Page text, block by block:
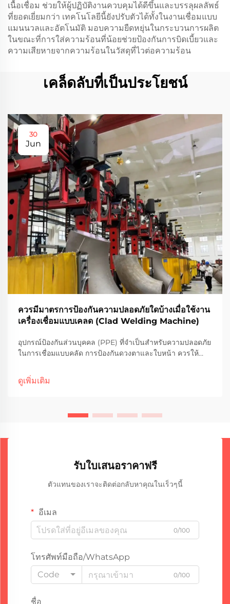
เนื้อเชื่อม ช่วยให้ผู้ปฏิบัติงานควบคุมได้ดีขึ้นและบรรลุผลลัพธ์
ที่ยอดเยี่ยมกว่า เทคโนโลยีนี้ยังปรับตัวได้ทั้งในงานเชื่อมแบบ
แมนนวลและอัตโนมัติ มอบความยืดหยุ่นในกระบวนการผลิต
ในขณะที่การใส่ความร้อนที่น้อยช่วยป้องกันการบิดเบี้ยวและ
ความเสียหายจากความร้อนในวัสดุที่ไวต่อความร้อน
เคล็ดลับที่เป็นประโยชน์
30
Jun
ควรมีมาตรการป้องกันความปลอดภัยใดบ้างเมื่อใช้งาน
เครื่องเชื่อมแบบเคลด (Clad Welding Machine)
อุปกรณ์ป้องกันส่วนบุคคล (PPE) ที่จำเป็นสำหรับความปลอดภัย
ในการเชื่อมแบบคลัด การป้องกันดวงตาและใบหน้า ควรให้
เพราะประกายไฟและรังสีอัลตราไวโอเลตที่เกิดขึ้นสามารถก่อ
ให้เกิดอันตรายได้ แว่นตาหรือหน้ากากป้องกันไม่ใช่แค่คำ
ดูเพิ่มเติม
รับใบเสนอราคาฟรี
ตัวแทนของเราจะติดต่อกลับหาคุณในเร็วๆนี้
อีเมล
0/100
โทรศัพท์มือถือ/WhatsApp
Code
0/100
ชื่อ